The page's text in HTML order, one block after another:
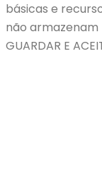
básicas e
não
GUARDAR E